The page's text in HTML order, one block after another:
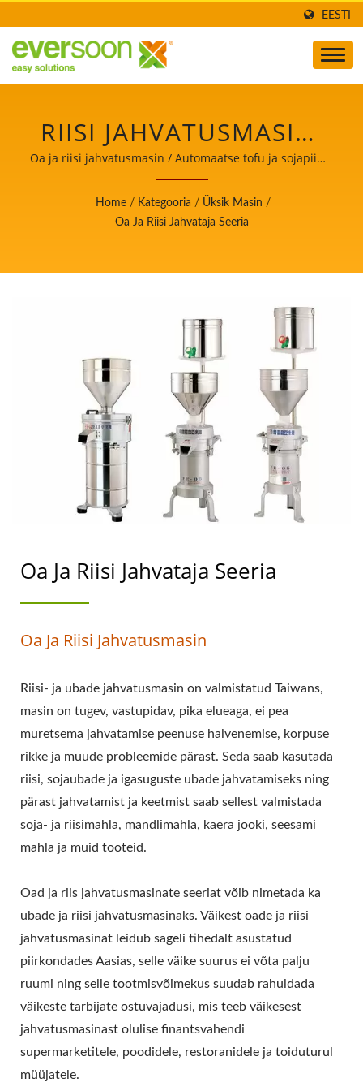
EESTI
RIISI JAHVATUSMASIN,
RIISI JAHVATUSMASINA
MASIN, RIISI
JAHVATAMISE MASIN,
TÖÖTLEMISMASIN,
NIISKE
JAHVATUSMASIN,
NIISKE
JAHVATUSMASINA
HIND, NIISKE RIISI
JAHVATUSMASIN,
NIISKE RIISI
JAHVATUSMASINA
JAHVATAMISE MASIN,
RIISI JAHVATUSMASIN,
TOIDU
JAHVATUSMASIN,
TOIDU
JAHVATUSSEADE,
KAUBANDUSLIK
KAUBANDUSLIK NIISKE
JAHVATUSMASIN,
TOIDUMASIN,
TOIDUVARUSTUS, SOJA
JAHVATUSMASIN /
AUTOMAATSE TOFU JA
Oa ja riisi jahvatusmasin / Automaatse tofu ja sojapiima
valmistamise masinate juht, kelle peamine prioriteet on
toiduohutus.
Home / Kategooria / Üksik Masin /
Oa Ja Riisi Jahvataja Seeria
Oa Ja Riisi Jahvataja Seeria
Oa Ja Riisi Jahvatusmasin
Riisi- ja ubade jahvatusmasin on valmistatud Taiwans,
masin on tugev, vastupidav, pika elueaga, ei pea
muretsema jahvatamise peenuse halvenemise, korpuse
rikke ja muude probleemide pärast. Seda saab kasutada
riisi, sojaubade ja igasuguste ubade jahvatamiseks ning
pärast jahvatamist ja keetmist saab sellest valmistada
soja- ja riisimahla, mandlimahla, kaera jooki, seesami
mahla ja muid tooteid.
Oad ja riis jahvatusmasinate seeriat võib nimetada ka
ubade ja riisi jahvatusmasinaks. Väikest oade ja riisi
jahvatusmasinat leidub sageli tihedalt asustatud
piirkondades Aasias, selle väike suurus ei võta palju
ruumi ning selle tootmisvõimekus suudab rahuldada
väikeste tarbijate ostuvajadusi, mis teeb väikesest
jahvatusmasinast olulise finantsvahendi
supermarketitele, poodidele, restoranidele ja toiduturul
müüjatele.